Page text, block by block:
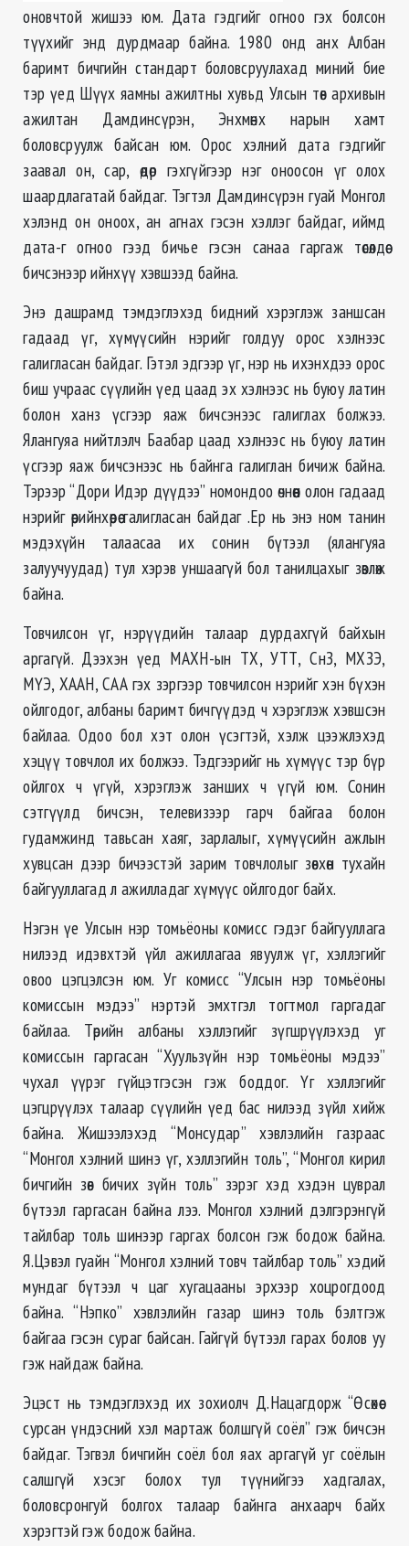
оновчтой жишээ юм. Дата гэдгийг огноо гэх болсон
түүхийг энд дурдмаар байна. 1980 онд анх Албан
баримт бичгийн стандарт боловсруулахад миний бие
тэр үед Шүүх яамны ажилтны хувьд Улсын төв архивын
ажилтан Дамдинсүрэн, Энхмөнх нарын хамт
боловсруулж байсан юм. Орос хэлний дата гэдгийг
заавал он, сар, өдөр гэхгүйгээр нэг оноосон үг олох
шаардлагатай байдаг. Тэгтэл Дамдинсүрэн гуай Монгол
хэлэнд он оноох, ан агнах гэсэн хэллэг байдаг, иймд
дата-г огноо гээд бичье гэсэн санаа гаргаж төсөлдөө
бичсэнээр ийнхүү хэвшээд байна.
Энэ дашрамд тэмдэглэхэд бидний хэрэглэж заншсан
гадаад үг, хүмүүсийн нэрийг голдуу орос хэлнээс
галигласан байдаг. Гэтэл эдгээр үг, нэр нь ихэнхдээ орос
биш учраас сүүлийн үед цаад эх хэлнээс нь буюу латин
болон ханз үсгээр яаж бичсэнээс галиглах болжээ.
Ялангуяа нийтлэлч Баабар цаад хэлнээс нь буюу латин
үсгээр яаж бичсэнээс нь байнга галиглан бичиж байна.
Тэрээр “Дори Идэр дүүдээ” номондоо өчнөөн олон гадаад
нэрийг өөрийнхөөрөө галигласан байдаг .Ер нь энэ ном танин
мэдэхүйн талаасаа их сонин бүтээл (ялангуяа
залуучуудад) тул хэрэв уншаагүй бол танилцахыг зөвлөж
байна.
Товчилсон үг, нэрүүдийн талаар дурдахгүй байхын
аргагүй. Дээхэн үед МАХН-ын ТХ, УТТ, СнЗ, МХЗЭ,
МҮЭ, ХААН, САА гэх зэргээр товчилсон нэрийг хэн бүхэн
ойлгодог, албаны баримт бичгүүдэд ч хэрэглэж хэвшсэн
байлаа. Одоо бол хэт олон үсэгтэй, хэлж цээжлэхэд
хэцүү товчлол их болжээ. Тэдгээрийг нь хүмүүс тэр бүр
ойлгох ч үгүй, хэрэглэж занших ч үгүй юм. Сонин
сэтгүүлд бичсэн, телевизээр гарч байгаа болон
гудамжинд тавьсан хаяг, зарлалыг, хүмүүсийн ажлын
хувцсан дээр бичээстэй зарим товчлолыг зөвхөн тухайн
байгууллагад л ажилладаг хүмүүс ойлгодог байх.
Нэгэн үе Улсын нэр томьёоны комисс гэдэг байгууллага
нилээд идэвхтэй үйл ажиллагаа явуулж үг, хэллэгийг
овоо цэгцэлсэн юм. Уг комисс “Улсын нэр томьёоны
комиссын мэдээ” нэртэй эмхтгэл тогтмол гаргадаг
байлаа. Төрийн албаны хэллэгийг зүгшрүүлэхэд уг
комиссын гаргасан “Хуульзүйн нэр томьёоны мэдээ”
чухал үүрэг гүйцэтгэсэн гэж боддог. Үг хэллэгийг
цэгцрүүлэх талаар сүүлийн үед бас нилээд зүйл хийж
байна. Жишээлэхэд “Монсудар” хэвлэлийн газраас
“Монгол хэлний шинэ үг, хэллэгийн толь”, “Монгол кирил
бичгийн зөв бичих зүйн толь” зэрэг хэд хэдэн цуврал
бүтээл гаргасан байна лээ. Монгол хэлний дэлгэрэнгүй
тайлбар толь шинээр гаргах болсон гэж бодож байна.
Я.Цэвэл гуайн “Монгол хэлний товч тайлбар толь” хэдий
мундаг бүтээл ч цаг хугацааны эрхээр хоцрогдоод
байна. “Нэпко” хэвлэлийн газар шинэ толь бэлтгэж
байгаа гэсэн сураг байсан. Гайгүй бүтээл гарах болов уу
гэж найдаж байна.
Эцэст нь тэмдэглэхэд их зохиолч Д.Нацагдорж “Өсөхөөс
сурсан үндэсний хэл мартаж болшгүй соёл” гэж бичсэн
байдаг. Тэгвэл бичгийн соёл бол яах аргагүй уг соёлын
салшгүй хэсэг болох тул түүнийгээ хадгалах,
боловсронгуй болгох талаар байнга анхаарч байх
хэрэгтэй гэж бодож байна.